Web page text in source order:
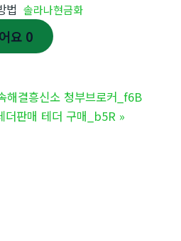
법 솔라나현금화
요 0
결흥신소 청부브로커_f6B
더판매 테더 구매_b5R »